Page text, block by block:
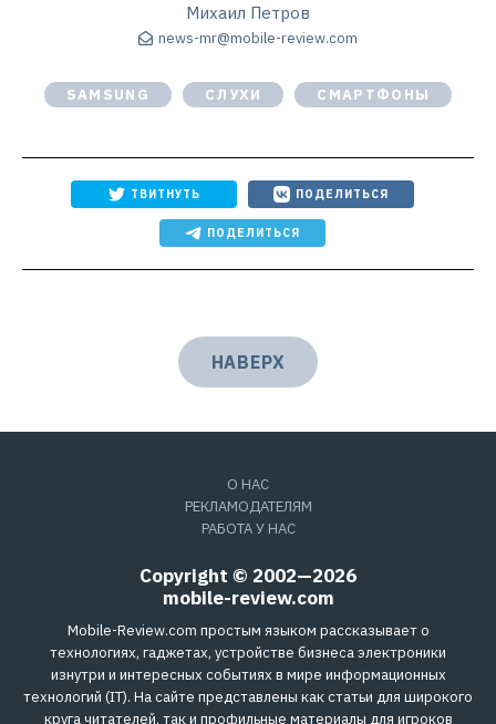
Михаил Петров
news-mr@mobile-review.com
SAMSUNG СЛУХИ СМАРТФОНЫ
ТВИТНУТЬ ПОДЕЛИТЬСЯ
ПОДЕЛИТЬСЯ
НАВЕРХ
О НАС
РЕКЛАМОДАТЕЛЯМ
РАБОТА У НАС
Copyright © 2002—2026
mobile-review.com
Mobile-Review.com простым языком рассказывает о
технологиях, гаджетах, устройстве бизнеса электроники
изнутри и интересных событиях в мире информационных
технологий (IT). На сайте представлены как статьи для широкого
круга читателей, так и профильные материалы для игроков